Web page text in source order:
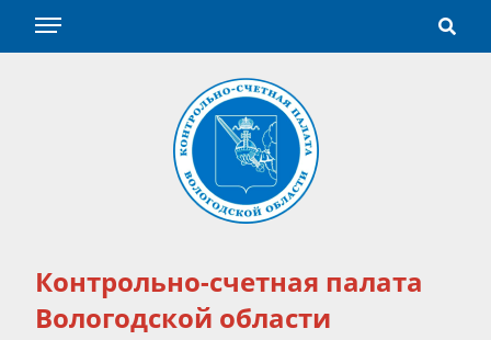
Контрольно-счетная палата
Вологодской области